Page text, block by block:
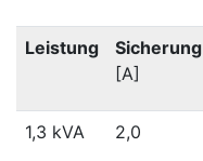
Leistung
Sicherung
[A]
1,3 kVA
2,0